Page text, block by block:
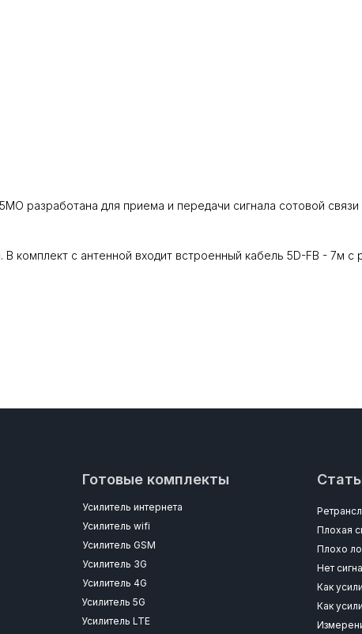
разработана для приема и передачи сигнала сотовой связи
комплект с антенной входит встроенный кабель 5D-FB - 7м с
Готовые комплекты
Усилитель интернета
Усилитель wifi
Усилитель GSM
Усилитель 3G
Усилитель 4G
Усилитель 5G
Усилитель LTE
Плохая
Плохо
Нет
Как
Как